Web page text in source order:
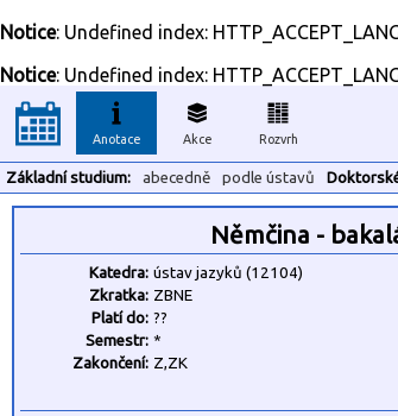
Notice: Undefined index:
Notice: Undefined index:
Anotace Akce Rozvrh
Základní studium: abecedně podle ústavů
Němčina -
Katedra: ústav jazyků (12104)
Zkratka: ZBNE
Platí do: ??
Semestr: *
Zakončení: Z,ZK